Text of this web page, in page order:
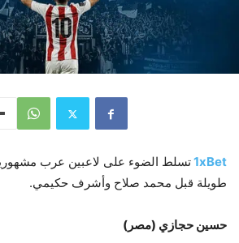
1xBetتسلط الضوء على لاعبين عرب
طويلة قبل محمد صلاح وأشرف حكيمي.
حسين حجازي (مصر)